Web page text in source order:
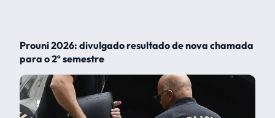
Prouni 2026: divulgado resultado de nova chamada
para o 2º semestre